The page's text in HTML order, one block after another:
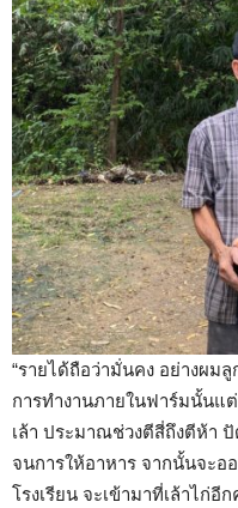
“รายได้ถือว่ามั่นคง อย่างผ
การทำงานภายในฟาร์มนั้นแ
เล้า ประมาณช่วงตีสี่ถึงตีห้า
จนการให้อาหาร จากนั้นจะอ
โรงเรียน จะเข้ามาที่เล้าไก่อี